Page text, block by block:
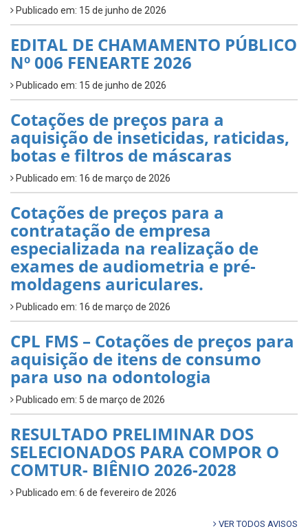
Publicado em: 15 de junho de 2026
EDITAL DE CHAMAMENTO PÚBLICO
Nº 006 FENEARTE 2026
Publicado em: 15 de junho de 2026
Cotações de preços para a
aquisição de inseticidas, raticidas,
botas e filtros de máscaras
Publicado em: 16 de março de 2026
Cotações de preços para a
contratação de empresa
especializada na realização de
exames de audiometria e pré-
moldagens auriculares.
Publicado em: 16 de março de 2026
CPL FMS – Cotações de preços para
aquisição de itens de consumo
para uso na odontologia
Publicado em: 5 de março de 2026
RESULTADO PRELIMINAR DOS
SELECIONADOS PARA COMPOR O
COMTUR- BIÊNIO 2026-2028
Publicado em: 6 de fevereiro de 2026
VER TODOS AVISOS